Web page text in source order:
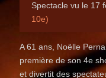
Spectacle vu le 17
10e)
A 61 ans, Noëlle
première de son 4e
et divertit des